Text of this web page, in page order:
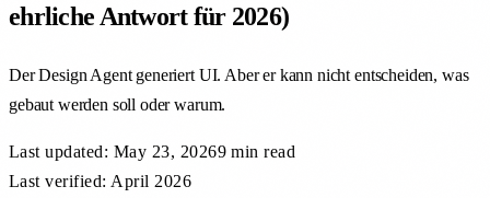
ehrliche Antwort für 2026)
Der Design Agent generiert UI. Aber er kann nicht entscheiden, was
gebaut werden soll oder warum.
Last updated: May 23, 20269 min read
Last verified: April 2026